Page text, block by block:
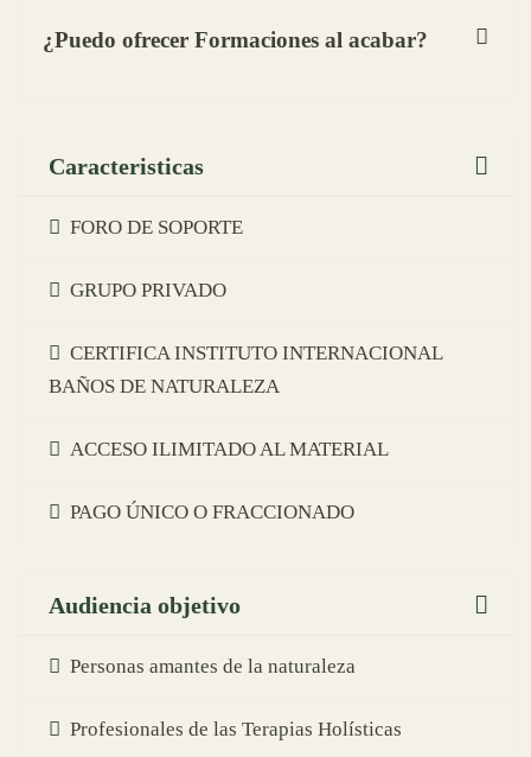
¿Puedo ofrecer Formaciones al acabar?
Caracteristicas
FORO DE SOPORTE
GRUPO PRIVADO
CERTIFICA INSTITUTO INTERNACIONAL
BAÑOS DE NATURALEZA
ACCESO ILIMITADO AL MATERIAL
PAGO ÚNICO O FRACCIONADO
Audiencia objetivo
Personas amantes de la naturaleza
Profesionales de las Terapias Holísticas